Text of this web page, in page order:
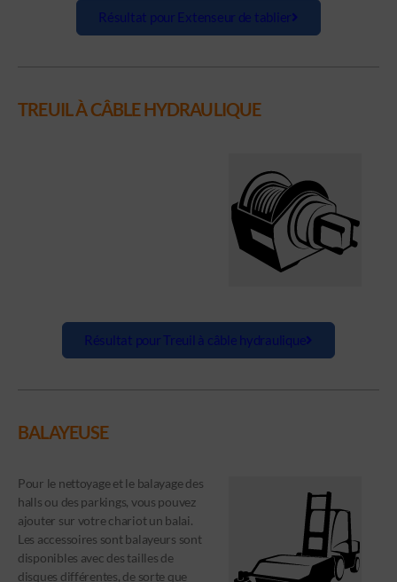
Résultat pour Extenseur de tablier
TREUIL À CÂBLE HYDRAULIQUE
Résultat pour Treuil à câble hydraulique
BALAYEUSE
Pour le nettoyage et le balayage des
halls ou des parkings, vous pouvez
ajouter sur votre chariot un balai.
Les accessoires sont balayeurs sont
disponibles avec des tailles de
disques différentes, de sorte que